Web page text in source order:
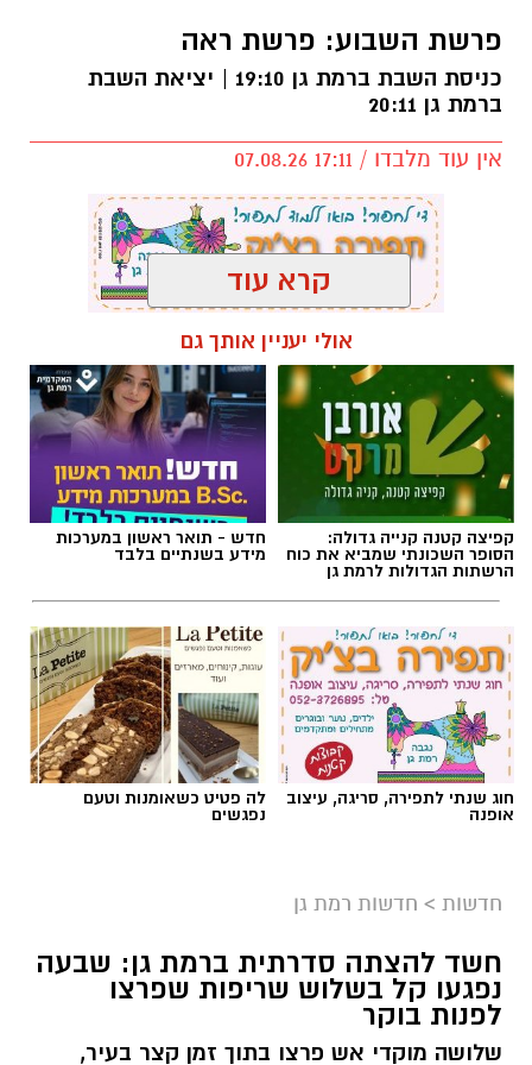
פרשת השבוע: פרשת ראה
כניסת השבת ברמת גן 19:10 | יציאת השבת
ברמת גן 20:11
אין עוד מלבדו / 17:11 07.08.26
פרשת השבוע, זמני כניסת השבת ברמת גן
אילוסטרציה AI
הברכה מתחילה הרבה לפני הנס
לרפואה.
לפרנסה.
לילדים.
לזיווג.
קרא עוד
אולי יעניין אותך גם
קפיצה קטנה קנייה גדולה:
הסופר השכונתי שמביא את כוח
הרשתות הגדולות לרמת גן
חדש - תואר ראשון במערכות
מידע בשנתיים בלבד
חוג שנתי לתפירה, סריגה, עיצוב
אופנה
לה פטיט כשאומנות וטעם
נפגשים
חדשות > חדשות רמת גן
חשד להצתה סדרתית ברמת גן: שבעה
נפגעו קל בשלוש שריפות שפרצו
לפנות בוקר
שלושה מוקדי אש פרצו בתוך זמן קצר בעיר,